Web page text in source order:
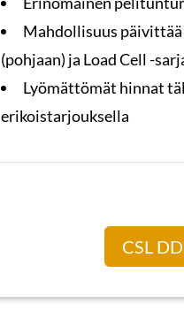
Mahdollisuus
(pohjaan) ja Load Cell -
Lyömättömät hinnat
erikoistarjouksella
CSL